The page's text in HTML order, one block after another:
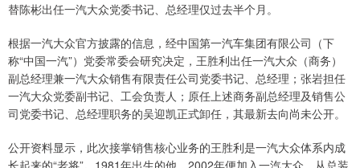
替陈彬出任一汽大众党委书记、总经理仅过去半个月。
根据一汽大众官方披露的信息，经中国第一汽车集团有限公司（下
称“中国一汽”）党委常委会研究决定，王胜利出任一汽大众（商务）
副总经理兼一汽大众销售有限责任公司党委书记、总经理；张岩担任
一汽大众党委副书记、工会负责人；原任上述商务副总经理及销售公
司党委书记、总经理职务的吴迎凯正式卸任，其最新去向尚未公开。
公开资料显示，此次接掌销售核心业务的王胜利是一汽大众体系内成
长起来的“老将”。1981年出生的他，2002年便加入一汽大众，从总装